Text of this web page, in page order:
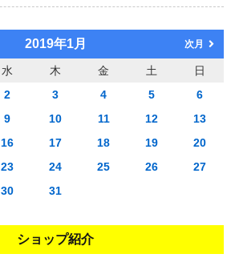
2019年1月 次月
水 木 金 土
日
2 3 4 5
6
9 10 11 12
13
16 17 18 19
20
23 24 25 26
27
30 31
ショップ紹介